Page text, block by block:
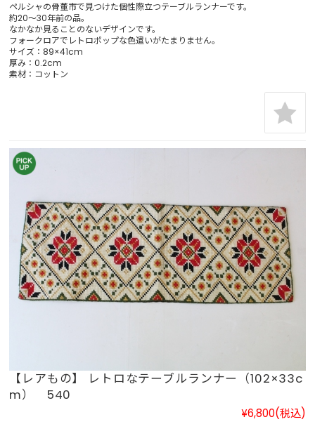
ペルシャの骨董市で見つけた個性際立つテーブルランナーです。
約20～30年前の品。
なかなか見ることのないデザインです。
フォークロアでレトロポップな色遣いがたまりません。
サイズ：89×41cm
厚み：0.2cm
素材：コットン
【レアもの】 レトロなテーブルランナー（102×33c
m） 540
¥6,800(税込)